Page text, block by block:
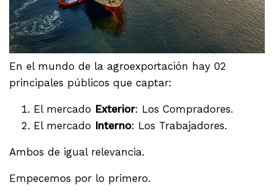
En el mundo de la agroexportación hay 02
principales públicos que captar:
El mercado Exterior: Los Compradores.
El mercado Interno: Los Trabajadores.
Ambos de igual relevancia.
Empecemos por lo primero.